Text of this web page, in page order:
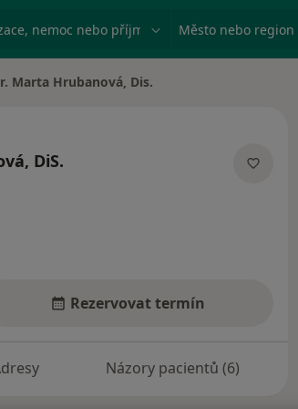
nemoc nebo příjmení Město nebo region
Marta Hrubanová, Dis.
DiS.
Rezervovat termín
Názory pacientů (6)